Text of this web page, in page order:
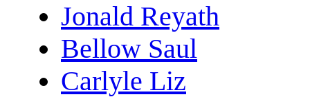
Jonald Reyath
Bellow Saul
Carlyle Liz